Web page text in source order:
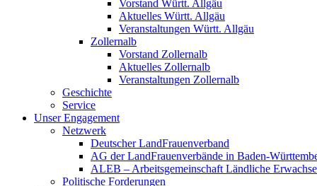
Vorstand Württ. Allgäu
Aktuelles Württ. Allgäu
Veranstaltungen Württ. Allgäu
Zollernalb
Vorstand Zollernalb
Aktuelles Zollernalb
Veranstaltungen Zollernalb
Geschichte
Service
Unser Engagement
Netzwerk
Deutscher LandFrauenverband
AG der LandFrauenverbände in Baden-
ALEB – Arbeitsgemeinschaft Ländliche
Politische Forderungen